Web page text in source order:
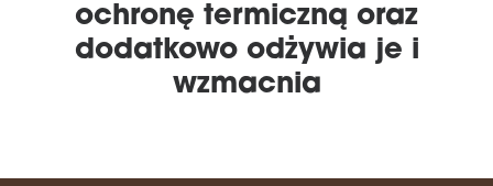
ochronę termiczną oraz
dodatkowo odżywia je i
wzmacnia